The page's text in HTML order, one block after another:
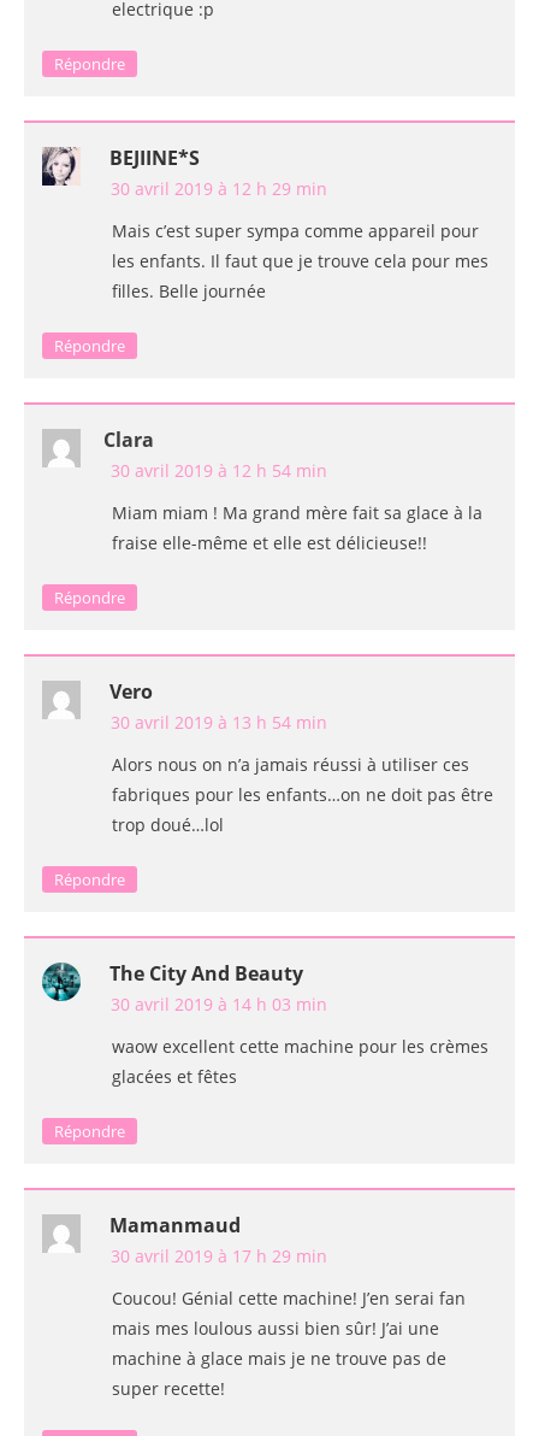
electrique :p
Répondre
BEJIINE*S
30 avril 2019 à 12 h 29 min
Mais c’est super sympa comme appareil pour
les enfants. Il faut que je trouve cela pour mes
filles. Belle journée
Répondre
Clara
30 avril 2019 à 12 h 54 min
Miam miam ! Ma grand mère fait sa glace à la
fraise elle-même et elle est délicieuse!!
Répondre
Vero
30 avril 2019 à 13 h 54 min
Alors nous on n’a jamais réussi à utiliser ces
fabriques pour les enfants…on ne doit pas être
trop doué…lol
Répondre
The City And Beauty
30 avril 2019 à 14 h 03 min
waow excellent cette machine pour les crèmes
glacées et fêtes
Répondre
Mamanmaud
30 avril 2019 à 17 h 29 min
Coucou! Génial cette machine! J’en serai fan
mais mes loulous aussi bien sûr! J’ai une
machine à glace mais je ne trouve pas de
super recette!